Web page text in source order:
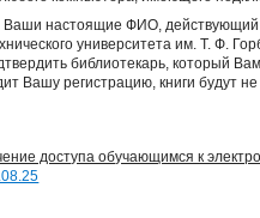
Ваши настоящие ФИО,
университета им. Т. Ф.
библиотекарь, который
Вашу регистрацию, книги будут
доступа обучающимся к